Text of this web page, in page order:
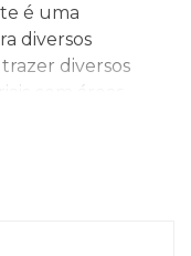
é uma
diversos
diversos
com áreas
este tipo de